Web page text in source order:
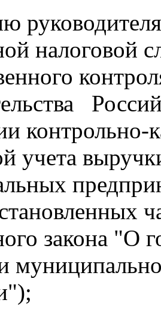
налоговой
контрольно-
учета
закона "О